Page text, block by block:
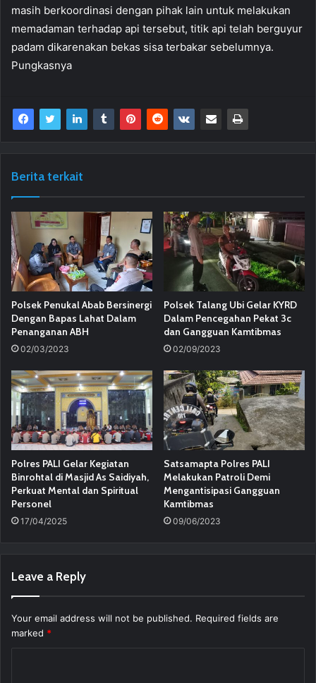
masih berkoordinasi dengan pihak lain untuk melakukan
memadaman terhadap api tersebut, titik api telah berguyur
padam dikarenakan bekas sisa terbakar sebelumnya.
Pungkasnya
Berita terkait
Polsek Penukal Abab Bersinergi
Dengan Bapas Lahat Dalam
Penanganan ABH
02/03/2023
Polsek Talang Ubi Gelar KYRD
Dalam Pencegahan Pekat 3c
dan Gangguan Kamtibmas
02/09/2023
Polres PALI Gelar Kegiatan
Binrohtal di Masjid As Saidiyah,
Perkuat Mental dan Spiritual
Personel
17/04/2025
Satsamapta Polres PALI
Melakukan Patroli Demi
Mengantisipasi Gangguan
Kamtibmas
09/06/2023
Leave a Reply
Your email address will not be published. Required fields are
marked *